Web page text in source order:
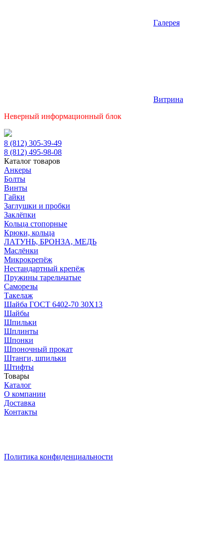
Галерея
Витрина
Неверный информационный блок
8 (812) 305-39-49
8 (812) 495-98-08
Каталог товаров
Анкеры
Болты
Винты
Гайки
Заглушки и пробки
Заклёпки
Кольца стопорные
Крюки, кольца
ЛАТУНЬ, БРОНЗА, МЕДЬ
Маслёнки
Микрокрепёж
Нестандартный крепёж
Пружины тарельчатые
Саморезы
Такелаж
Шайба ГОСТ 6402-70 30Х13
Шайбы
Шпильки
Шплинты
Шпонки
Шпоночный прокат
Штанги, шпильки
Штифты
Товары
Каталог
О компании
Доставка
Контакты
Политика конфиденциальности